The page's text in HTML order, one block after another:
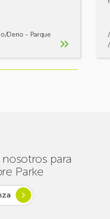
Derio - Parque
para
Parke